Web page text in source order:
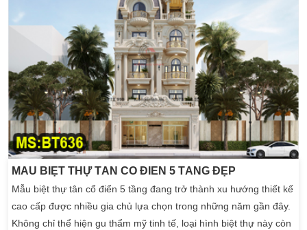
MẪU BIỆT THỰ TÂN CỔ ĐIỂN 5 TẦNG ĐẸP
Mẫu biệt thự tân cổ điển 5 tầng đang trở thành xu hướng thiết kế
cao cấp được nhiều gia chủ lựa chọn trong những năm gần đây.
Không chỉ thể hiện gu thẩm mỹ tinh tế, loại hình biệt thự này còn